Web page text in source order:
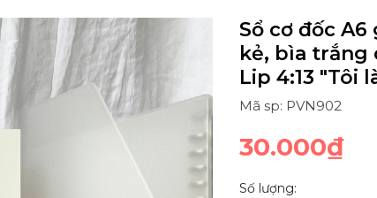
Sổ cơ đốc
kẻ, bìa trắng
Lip 4:13 "Tôi
Mã sp: PVN902
30.000₫
Số lượng: